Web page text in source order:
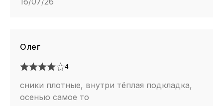
Олег
4
сники плотные, внутри тёплая подкладка,
осенью самое то